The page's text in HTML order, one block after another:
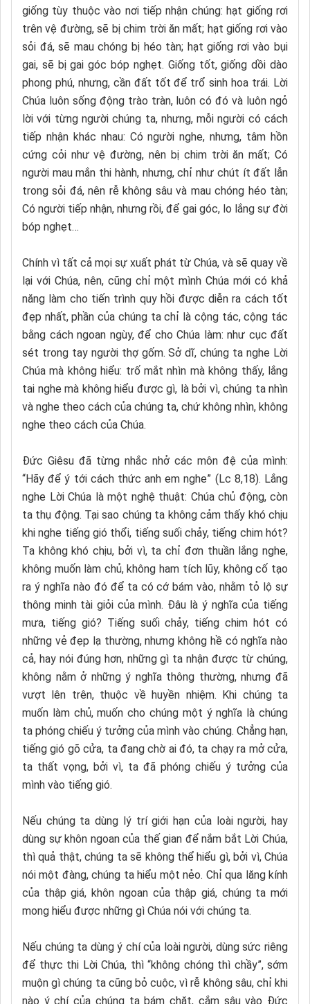
giống tùy thuộc vào nơi tiếp nhận chúng: hạt giống rơi
trên vệ đường, sẽ bị chim trời ăn mất; hạt giống rơi vào
sỏi đá, sẽ mau chóng bị héo tàn; hạt giống rơi vào bụi
gai, sẽ bị gai góc bóp nghẹt. Giống tốt, giống dồi dào
phong phú, nhưng, cần đất tốt để trổ sinh hoa trái. Lời
Chúa luôn sống động trào tràn, luôn có đó và luôn ngỏ
lời với từng người chúng ta, nhưng, mỗi người có cách
tiếp nhận khác nhau: Có người nghe, nhưng, tâm hồn
cứng cỏi như vệ đường, nên bị chim trời ăn mất; Có
người mau mắn thi hành, nhưng, chỉ như chút ít đất lẫn
trong sỏi đá, nên rễ không sâu và mau chóng héo tàn;
Có người tiếp nhận, nhưng rồi, để gai góc, lo lắng sự đời
bóp nghẹt…
Chính vì tất cả mọi sự xuất phát từ Chúa, và sẽ quay về
lại với Chúa, nên, cũng chỉ một mình Chúa mới có khả
năng làm cho tiến trình quy hồi được diễn ra cách tốt
đẹp nhất, phần của chúng ta chỉ là cộng tác, cộng tác
bằng cách ngoan ngùy, để cho Chúa làm: như cục đất
sét trong tay người thợ gốm. Sở dĩ, chúng ta nghe Lời
Chúa mà không hiểu: trố mắt nhìn mà không thấy, lắng
tai nghe mà không hiểu được gì, là bởi vì, chúng ta nhìn
và nghe theo cách của chúng ta, chứ không nhìn, không
nghe theo cách của Chúa.
Đức Giêsu đã từng nhắc nhở các môn đệ của mình:
“Hãy để ý tới cách thức anh em nghe” (Lc 8,18). Lắng
nghe Lời Chúa là một nghệ thuật: Chúa chủ động, còn
ta thụ động. Tại sao chúng ta không cảm thấy khó chịu
khi nghe tiếng gió thổi, tiếng suối chảy, tiếng chim hót?
Ta không khó chịu, bởi vì, ta chỉ đơn thuần lắng nghe,
không muốn làm chủ, không ham tích lũy, không cố tạo
ra ý nghĩa nào đó để ta có cớ bám vào, nhằm tỏ lộ sự
thông minh tài giỏi của mình. Đâu là ý nghĩa của tiếng
mưa, tiếng gió? Tiếng suối chảy, tiếng chim hót có
những vẻ đẹp lạ thường, nhưng không hề có nghĩa nào
cả, hay nói đúng hơn, những gì ta nhận được từ chúng,
không nằm ở những ý nghĩa thông thường, nhưng đã
vượt lên trên, thuộc về huyền nhiệm. Khi chúng ta
muốn làm chủ, muốn cho chúng một ý nghĩa là chúng
ta phóng chiếu ý tưởng của mình vào chúng. Chẳng hạn,
tiếng gió gõ cửa, ta đang chờ ai đó, ta chạy ra mở cửa,
ta thất vọng, bởi vì, ta đã phóng chiếu ý tưởng của
mình vào tiếng gió.
Nếu chúng ta dùng lý trí giới hạn của loài người, hay
dùng sự khôn ngoan của thế gian để nắm bắt Lời Chúa,
thì quả thật, chúng ta sẽ không thể hiểu gì, bởi vì, Chúa
nói một đàng, chúng ta hiểu một nẻo. Chỉ qua lăng kính
của thập giá, khôn ngoan của thập giá, chúng ta mới
mong hiểu được những gì Chúa nói với chúng ta.
Nếu chúng ta dùng ý chí của loài người, dùng sức riêng
để thực thi Lời Chúa, thì “không chóng thì chầy”, sớm
muộn gì chúng ta cũng bỏ cuộc, vì rễ không sâu, chỉ khi
nào ý chí của chúng ta bám chặt, cắm sâu vào Đức